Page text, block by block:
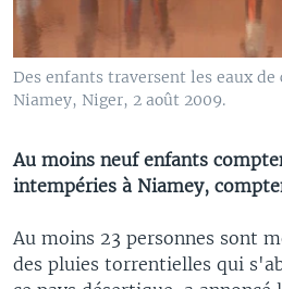
Des enfants traversent les eaux de
Niamey, Niger, 2 août 2009.
Au moins neuf enfants
intempéries à Niamey,
Au moins 23 personnes sont
des pluies torrentielles qui